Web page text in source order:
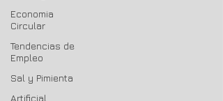
Economia
Circular
Tendencias de
Empleo
Sal y Pimienta
Artificial